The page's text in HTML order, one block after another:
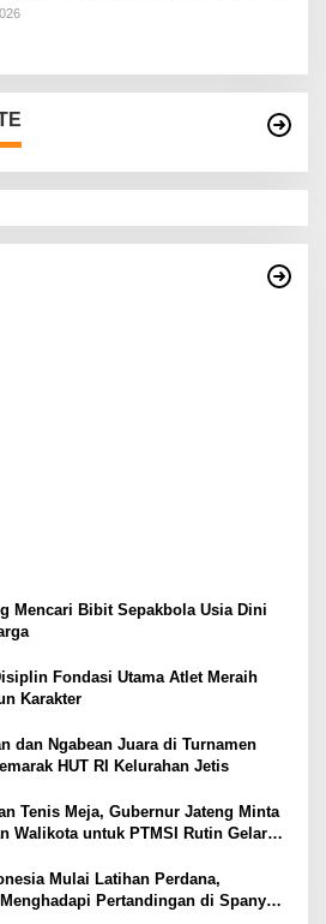
Tangga Petani di Kabupaten
Mencari Bibit Sepakbola Usia Dini
Fondasi Utama Atlet Meraih
Karakter
dan Ngabean Juara di Turnamen
HUT RI Kelurahan Jetis
Tenis Meja, Gubernur Jateng Minta
Walikota untuk PTMSI Rutin Gelar
Mulai Latihan Perdana,
Pertandingan di Spanyol